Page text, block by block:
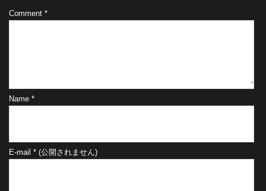
Comment *
Name *
E-mail * (公開されません)